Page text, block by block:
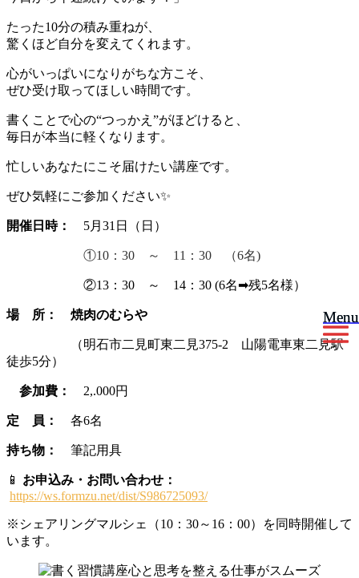
Menu
Menu
たった10分の積み重ねが、
驚くほど自分を変えてくれます。
心がいっぱいになりがちな方こそ、
ぜひ受け取ってほしい時間です。
書くことで心の“つっかえ”がほどけると、
毎日が本当に軽くなります。
忙しいあなたにこそ届けたい講座です。
ぜひ気軽にご参加ください✨
開催日時： 5月31日（日）
①10：30 ～ 11：30 （6名)
②13：30 ～ 14：30 (6名➡残5名様）
場 所： 焼肉のむらや
（明石市二見町東二見375-2 山陽電車東二見駅
徒歩5分）
参加費： 2,.000円
定 員： 各6名
持ち物： 筆記用具
📱 お申込み・お問い合わせ：
https://ws.formzu.net/dist/S986725093/
※シェアリングマルシェ（10：30～16：00）を同時開催して
います。